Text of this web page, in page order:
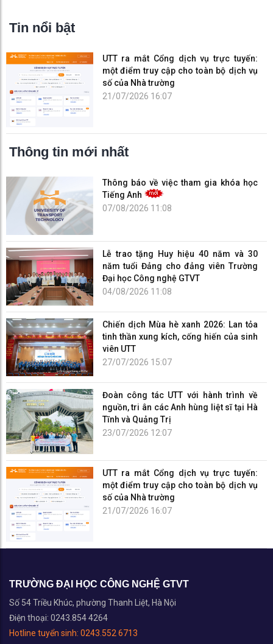
Tin nổi bật
UTT ra mắt Cổng dịch vụ trực tuyến:
một điểm truy cập cho toàn bộ dịch vụ
số của Nhà trường
21/07/2026 16:07
Thông tin mới nhất
Thông báo về việc tham gia khóa học
Tiếng Anh
07/08/2026 11:08
Lễ trao tặng Huy hiệu 40 năm và 30
năm tuổi Đảng cho đảng viên Trường
Đại học Công nghệ GTVT
04/08/2026 11:08
Chiến dịch Mùa hè xanh 2026: Lan tỏa
tinh thần xung kích, cống hiến của sinh
viên UTT
27/07/2026 15:07
Đoàn công tác UTT với hành trình về
nguồn, tri ân các Anh hùng liệt sĩ tại Hà
Tĩnh và Quảng Trị
23/07/2026 12:07
UTT ra mắt Cổng dịch vụ trực tuyến:
một điểm truy cập cho toàn bộ dịch vụ
số của Nhà trường
21/07/2026 16:07
TRƯỜNG ĐẠI HỌC CÔNG NGHỆ GTVT
Số 54 Triều Khúc, phường Thanh Liệt, Hà Nội
Điện thoại: 0243.854 4264
Hotline tuyển sinh: 0243.552 6713